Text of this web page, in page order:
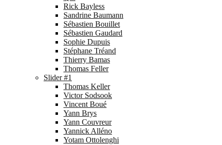
Rick Bayless
Sandrine Baumann
Sébastien Bouillet
Sébastien Gaudard
Sophie Dupuis
Stéphane Tréand
Thierry Bamas
Thomas Feller
Slider #1
Thomas Keller
Victor Sodsook
Vincent Boué
Yann Brys
Yann Couvreur
Yannick Alléno
Yotam Ottolenghi